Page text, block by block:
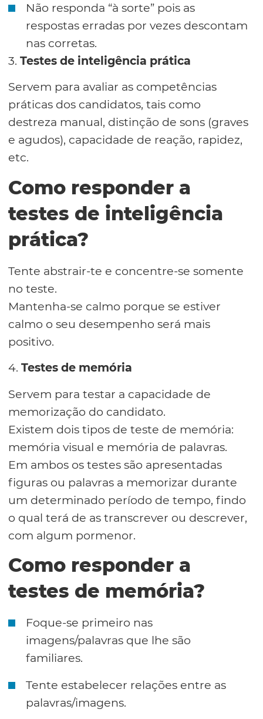
Não responda “à sorte” pois as
respostas erradas por vezes descontam
nas corretas.
3. Testes de inteligência prática
Servem para avaliar as competências
práticas dos candidatos, tais como
destreza manual, distinção de sons (graves
e agudos), capacidade de reação, rapidez,
etc.
Como responder a
testes de inteligência
prática?
Tente abstrair-te e concentre-se somente
no teste.
Mantenha-se calmo porque se estiver
calmo o seu desempenho será mais
positivo.
4. Testes de memória
Servem para testar a capacidade de
memorização do candidato.
Existem dois tipos de teste de memória:
memória visual e memória de palavras.
Em ambos os testes são apresentadas
figuras ou palavras a memorizar durante
um determinado período de tempo, findo
o qual terá de as transcrever ou descrever,
com algum pormenor.
Como responder a
testes de memória?
Foque-se primeiro nas
imagens/palavras que lhe são
familiares.
Tente estabelecer relações entre as
palavras/imagens.